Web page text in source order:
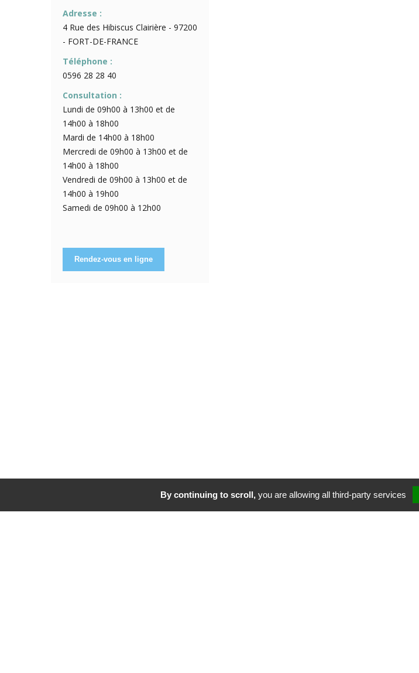
Adresse :
4 Rue des Hibiscus Clairière - 97200
- FORT-DE-FRANCE
Téléphone :
0596 28 28 40
Consultation :
Lundi de 09h00 à 13h00 et de
14h00 à 18h00
Mardi de 14h00 à 18h00
Mercredi de 09h00 à 13h00 et de
14h00 à 18h00
Vendredi de 09h00 à 13h00 et de
14h00 à 19h00
Samedi de 09h00 à 12h00
By continuing to scroll, you are allowing all third-party services